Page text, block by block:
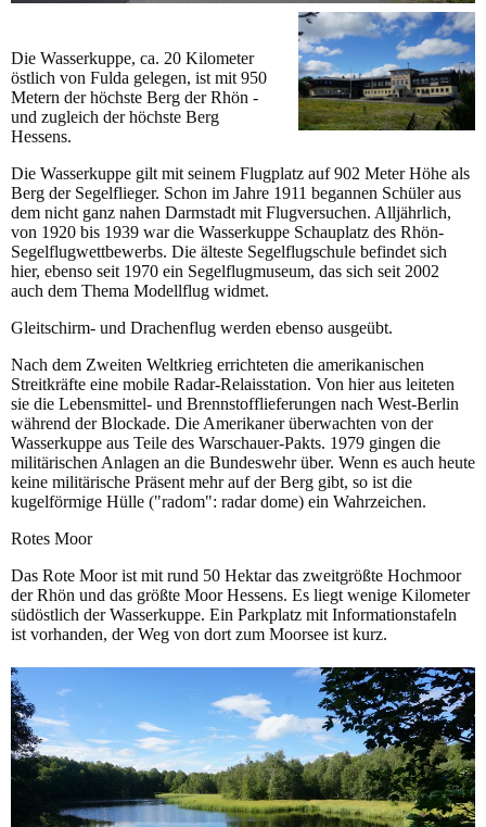
Die Wasserkuppe, ca. 20 Kilometer
östlich von Fulda gelegen, ist mit 950
Metern der höchste Berg der Rhön -
und zugleich der höchste Berg
Hessens.
Die Wasserkuppe gilt mit seinem Flugplatz auf 902 Meter Höhe als
Berg der Segelflieger. Schon im Jahre 1911 begannen Schüler aus
dem nicht ganz nahen Darmstadt mit Flugversuchen. Alljährlich,
von 1920 bis 1939 war die Wasserkuppe Schauplatz des Rhön-
Segelflugwettbewerbs. Die älteste Segelflugschule befindet sich
hier, ebenso seit 1970 ein Segelflugmuseum, das sich seit 2002
auch dem Thema Modellflug widmet.
Gleitschirm- und Drachenflug werden ebenso ausgeübt.
Nach dem Zweiten Weltkrieg errichteten die amerikanischen
Streitkräfte eine mobile Radar-Relaisstation. Von hier aus leiteten
sie die Lebensmittel- und Brennstofflieferungen nach West-Berlin
während der Blockade. Die Amerikaner überwachten von der
Wasserkuppe aus Teile des Warschauer-Pakts. 1979 gingen die
militärischen Anlagen an die Bundeswehr über. Wenn es auch heute
keine militärische Präsent mehr auf der Berg gibt, so ist die
kugelförmige Hülle ("radom": radar dome) ein Wahrzeichen.
Rotes Moor
Das Rote Moor ist mit rund 50 Hektar das zweitgrößte Hochmoor
der Rhön und das größte Moor Hessens. Es liegt wenige Kilometer
südöstlich der Wasserkuppe. Ein Parkplatz mit Informationstafeln
ist vorhanden, der Weg von dort zum Moorsee ist kurz.